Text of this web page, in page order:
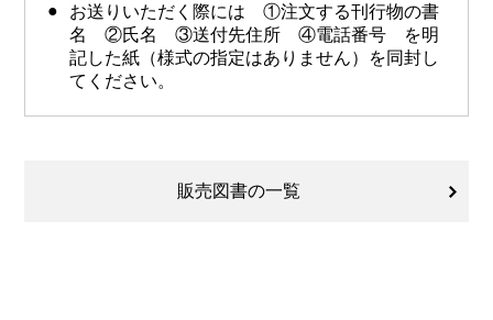
お送りいただく際には ①注文する刊行物の書
名 ②氏名 ③送付先住所 ④電話番号 を明
記した紙（様式の指定はありません）を同封し
てください。
販売図書の一覧